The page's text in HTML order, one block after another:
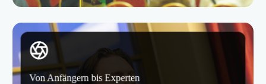
Von Anfängern bis Experten